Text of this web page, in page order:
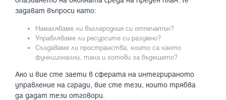
задават въпроси като:
Намаляваме ли въглеродния си отпечатък?
Управляваме ли ресурсите си разумно?
Създаваме ли пространства, които са както
функционални, така и готови за бъдещето?
Ако и вие сте заети в сферата на интегрираното
управление на сгради, вие сте тези, които трябва
да дадат тези отговори.